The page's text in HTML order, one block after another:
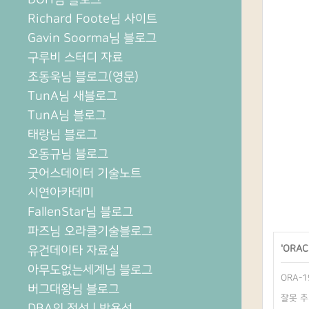
Richard Foote님 사이트
Gavin Soorma님 블로그
구루비 스터디 자료
조동욱님 블로그(영문)
TunA님 새블로그
TunA님 블로그
태랑님 블로그
오동규님 블로그
굿어스데이터 기술노트
시연아카데미
FallenStar님 블로그
파즈님 오라클기술블로그
유건데이타 자료실
아무도없는세계님 블로그
버그대왕님 블로그
'
ORA-
잘못